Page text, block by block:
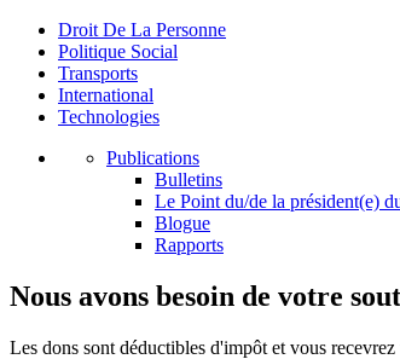
Droit De La Personne
Politique Social
Transports
International
Technologies
Publications
Bulletins
Le Point du/de la président(e)
Blogue
Rapports
Nous avons besoin de votre
Les dons sont déductibles d'impôt et vous